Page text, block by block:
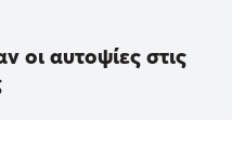
οι αυτοψίες στις